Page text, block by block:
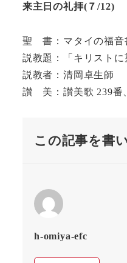
来主日の礼拝( ７/12)
聖 書：マタイの福音
説教題：「キリストに
説教者：清岡卓生師
讃 美：讃美歌 239番
この記事を書
h-omiya-efc